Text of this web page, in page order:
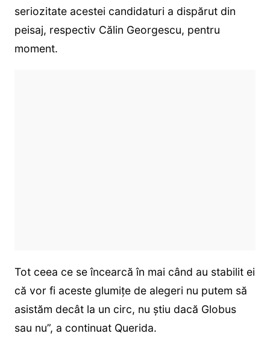
seriozitate acestei candidaturi a dispărut din
peisaj, respectiv Călin Georgescu, pentru
moment.
Tot ceea ce se încearcă în mai când au stabilit ei
că vor fi aceste glumițe de alegeri nu putem să
asistăm decât la un circ, nu știu dacă Globus
sau nu”, a continuat Querida.